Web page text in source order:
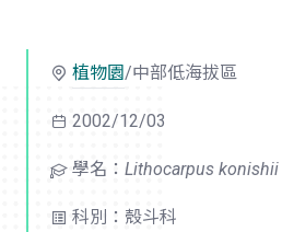
植物園/中部低海拔區
2002/12/03
學名： Lithocarpus konishii
科別：殼斗科